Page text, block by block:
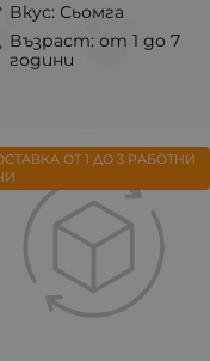
Вкус: Сьомга
Възраст: от 1 до 7
години
ОТ 1 ДО 3 РАБОТНИ